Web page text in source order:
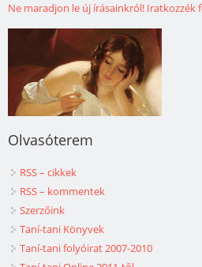
Ne maradjon le új írásainkról! Iratkozzék
Olvasóterem
RSS – cikkek
RSS – kommentek
Szerzőink
Taní-tani Könyvek
Taní-tani folyóirat 2007-2010